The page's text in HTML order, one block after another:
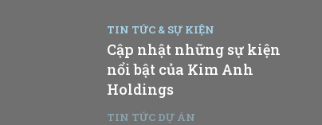
TIN TỨC & SỰ KIỆN
Cập nhật những sự kiện
nổi bật của Kim Anh
Holdings
TIN TỨC DỰ ÁN